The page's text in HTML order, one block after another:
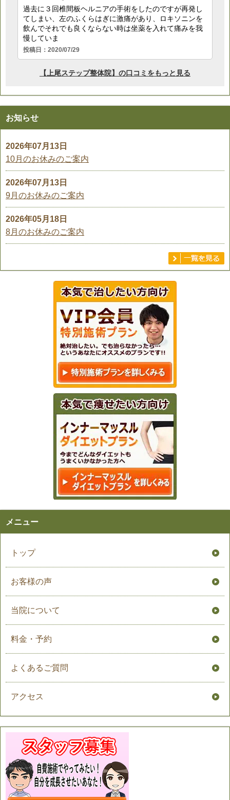
お知らせ
2026年07月13日
10月のお休みのご案内
2026年07月13日
9月のお休みのご案内
2026年05月18日
8月のお休みのご案内
メニュー
トップ
お客様の声
当院について
料金・予約
よくあるご質問
アクセス